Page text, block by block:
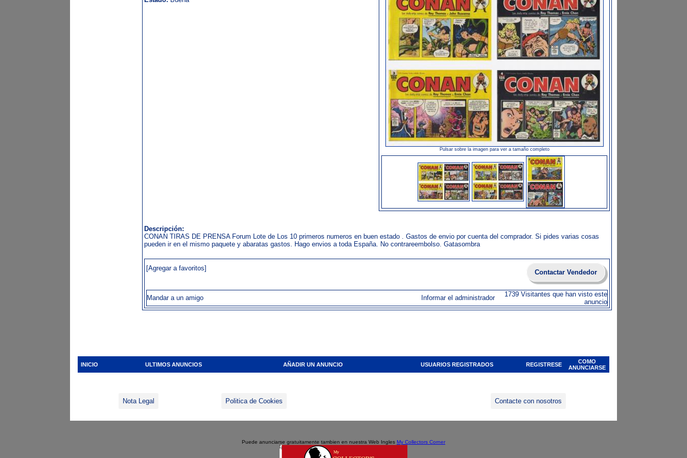
Pulsar sobre la imagen para ver a tamaño completo
Descripción:
CONAN TIRAS DE PRENSA Forum Lote de Los 10 primeros numeros en buen estado . Gastos de envio por cuenta del comprador. Si pides varias cosas
pueden ir en el mismo paquete y abaratas gastos. Hago envios a toda España. No contrareembolso. Gatasombra
[Agregar a favoritos]
Contactar Vendedor
Mandar a un amigo Informar el administrador
1739 Visitantes que han visto este
anuncio
INICIO ULTIMOS ANUNCIOS AÑADIR UN ANUNCIO USUARIOS REGISTRADOS REGISTRESE
COMO
ANUNCIARSE
Nota Legal Politica de Cookies Contacte con nosotros
Puede anunciarse gratuitamente tambien en nuestra Web Ingles My Collectors Corner